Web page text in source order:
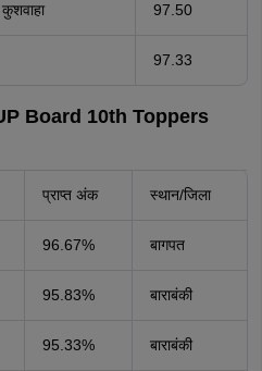
97.50
97.33
(UP Board 10th Toppers
प्राप्त अंक स्थान/जिला
96.67% बागपत
95.83% बाराबंकी
95.33% बाराबंकी